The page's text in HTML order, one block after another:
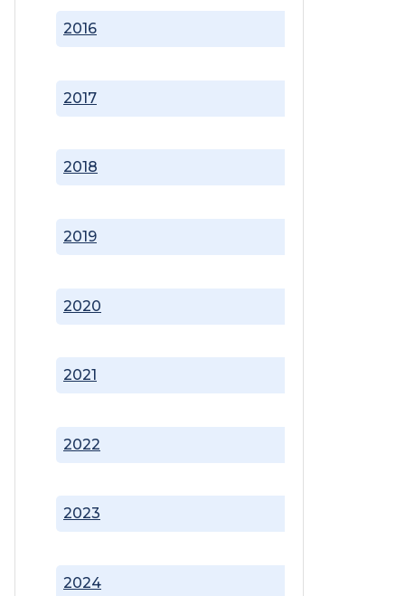
2016
2017
2018
2019
2020
2021
2022
2023
2024